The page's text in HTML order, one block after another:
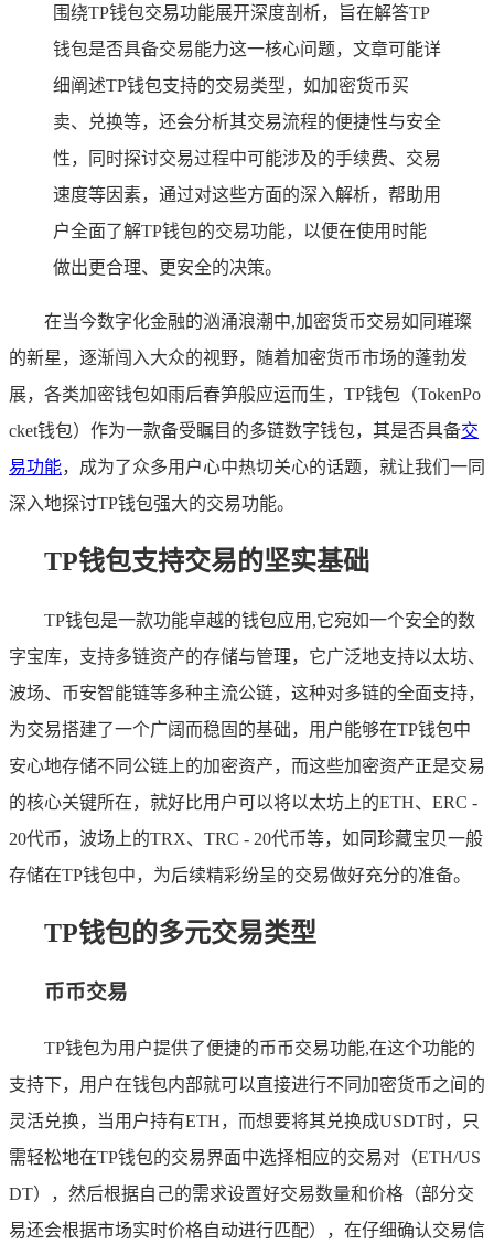
围绕TP钱包交易功能展开深度剖析，旨在解答TP
钱包是否具备交易能力这一核心问题，文章可能详
细阐述TP钱包支持的交易类型，如加密货币买
卖、兑换等，还会分析其交易流程的便捷性与安全
性，同时探讨交易过程中可能涉及的手续费、交易
速度等因素，通过对这些方面的深入解析，帮助用
户全面了解TP钱包的交易功能，以便在使用时能
做出更合理、更安全的决策。
在当今数字化金融的汹涌浪潮中,加密货币交易如同璀璨
的新星，逐渐闯入大众的视野，随着加密货币市场的蓬勃发
展，各类加密钱包如雨后春笋般应运而生，TP钱包（TokenPo
cket钱包）作为一款备受瞩目的多链数字钱包，其是否具备交
易功能，成为了众多用户心中热切关心的话题，就让我们一同
深入地探讨TP钱包强大的交易功能。
TP钱包支持交易的坚实基础
TP钱包是一款功能卓越的钱包应用,它宛如一个安全的数
字宝库，支持多链资产的存储与管理，它广泛地支持以太坊、
波场、币安智能链等多种主流公链，这种对多链的全面支持，
为交易搭建了一个广阔而稳固的基础，用户能够在TP钱包中
安心地存储不同公链上的加密资产，而这些加密资产正是交易
的核心关键所在，就好比用户可以将以太坊上的ETH、ERC -
20代币，波场上的TRX、TRC - 20代币等，如同珍藏宝贝一般
存储在TP钱包中，为后续精彩纷呈的交易做好充分的准备。
TP钱包的多元交易类型
币币交易
TP钱包为用户提供了便捷的币币交易功能,在这个功能的
支持下，用户在钱包内部就可以直接进行不同加密货币之间的
灵活兑换，当用户持有ETH，而想要将其兑换成USDT时，只
需轻松地在TP钱包的交易界面中选择相应的交易对（ETH/US
DT），然后根据自己的需求设置好交易数量和价格（部分交
易还会根据市场实时价格自动进行匹配），在仔细确认交易信